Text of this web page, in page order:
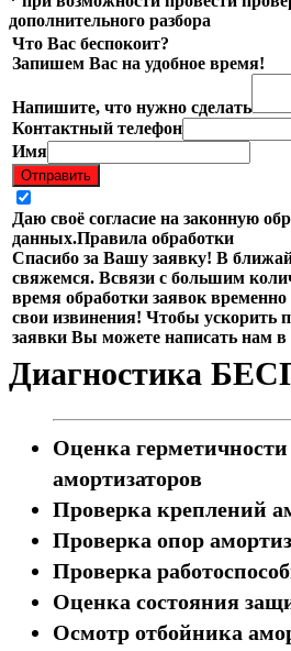
дополнительного разбора
Что Вас беспокоит?
Запишем Вас на удобное время!
Напишите, что нужно сделать
Контактный телефон
Имя
Отправить
Даю своё согласие на законную
данных.Правила обработки
Спасибо за Вашу заявку! В
свяжемся. Всвязи с большим
время обработки заявок
свои извинения! Чтобы ускорить
заявки Вы можете написать нам в
Диагностика
Оценка
амортизаторов
Проверка креплений
Проверка опор
Проверка
Оценка состояния
Осмотр отбойника